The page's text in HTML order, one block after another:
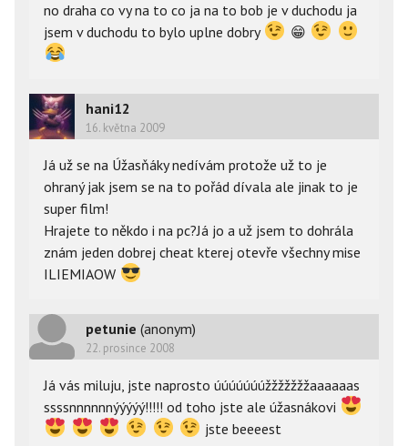
no draha co vy na to co ja na to bob je v duchodu ja
jsem v duchodu to bylo uplne dobry
😁
hani12
16. května 2009
Já už se na Úžasňáky nedívám protože už to je
ohraný jak jsem se na to pořád dívala ale jinak to je
super film!
Hrajete to někdo i na pc?Já jo a už jsem to dohrála
znám jeden dobrej cheat kterej otevře všechny mise
ILIEMIAOW
petunie (anonym)
22. prosince 2008
Já vás miluju, jste naprosto úúúúúúúžžžžžžžaaaaaas
ssssnnnnnnýýýýý!!!!! od toho jste ale úžasnákovi
jste beeeest